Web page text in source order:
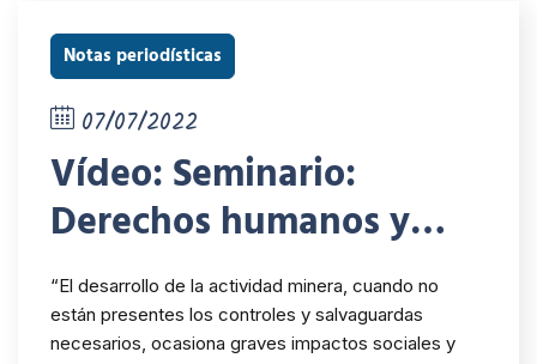
ambientales
en América
Caribe
Notas periodísticas
07/07/2022
Vídeo: Seminario:
Derechos humanos y
empresas en contextos
mineros
“El desarrollo de la actividad minera, cuando no
están presentes los controles y salvaguardas
necesarios, ocasiona graves impactos sociales y